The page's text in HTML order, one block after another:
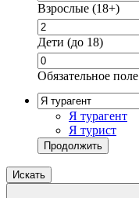
Взрослые (18+)
Дети (до 18)
Обязательное поле
Я турагент
Я турист
Продолжить
Искать